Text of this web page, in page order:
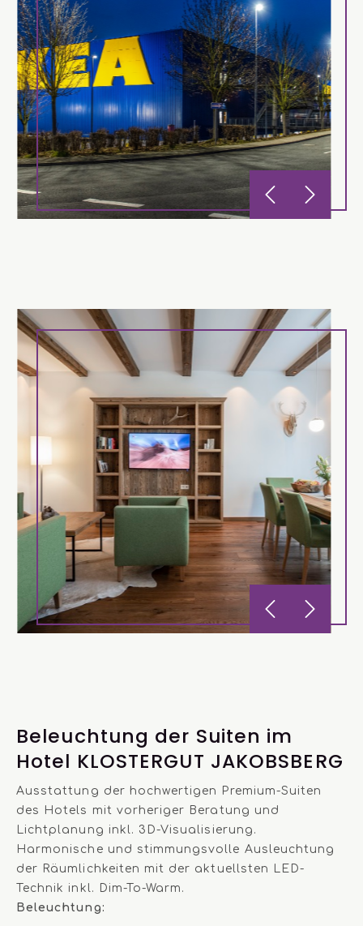
Beleuchtung der Suiten im
Hotel KLOSTERGUT JAKOBSBERG
Ausstattung der hochwertigen Premium-Suiten
des Hotels mit vorheriger Beratung und
Lichtplanung inkl. 3D-Visualisierung.
Harmonische und stimmungsvolle Ausleuchtung
der Räumlichkeiten mit der aktuellsten LED-
Technik inkl. Dim-To-Warm.
Beleuchtung: